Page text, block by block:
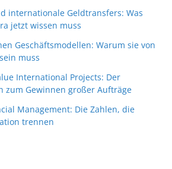
internationale Geldtransfers: Was
jetzt wissen muss
Geschäftsmodellen: Warum sie von
muss
International Projects: Der
zum Gewinnen großer Aufträge
Management: Die Zahlen, die
trennen